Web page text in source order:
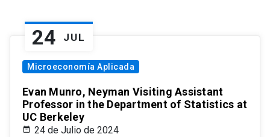
24 JUL
Microeconomía Aplicada
Evan Munro, Neyman Visiting Assistant
Professor in the Department of Statistics at
UC Berkeley
24 de Julio de 2024